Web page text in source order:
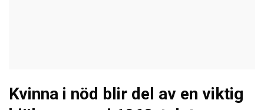
Kvinna i nöd blir del av en viktig